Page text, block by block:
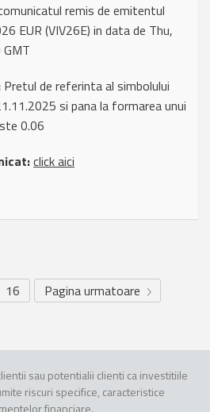
remis de emitentul
EUR (VIV26E) in data de Thu,
Pretul de referinta al simbolului
si pana la formarea unui
0.06
click aici
16 Pagina urmatoare
sau potentialii clienti ca investitiile
riscuri specifice, caracteristice
financiare.